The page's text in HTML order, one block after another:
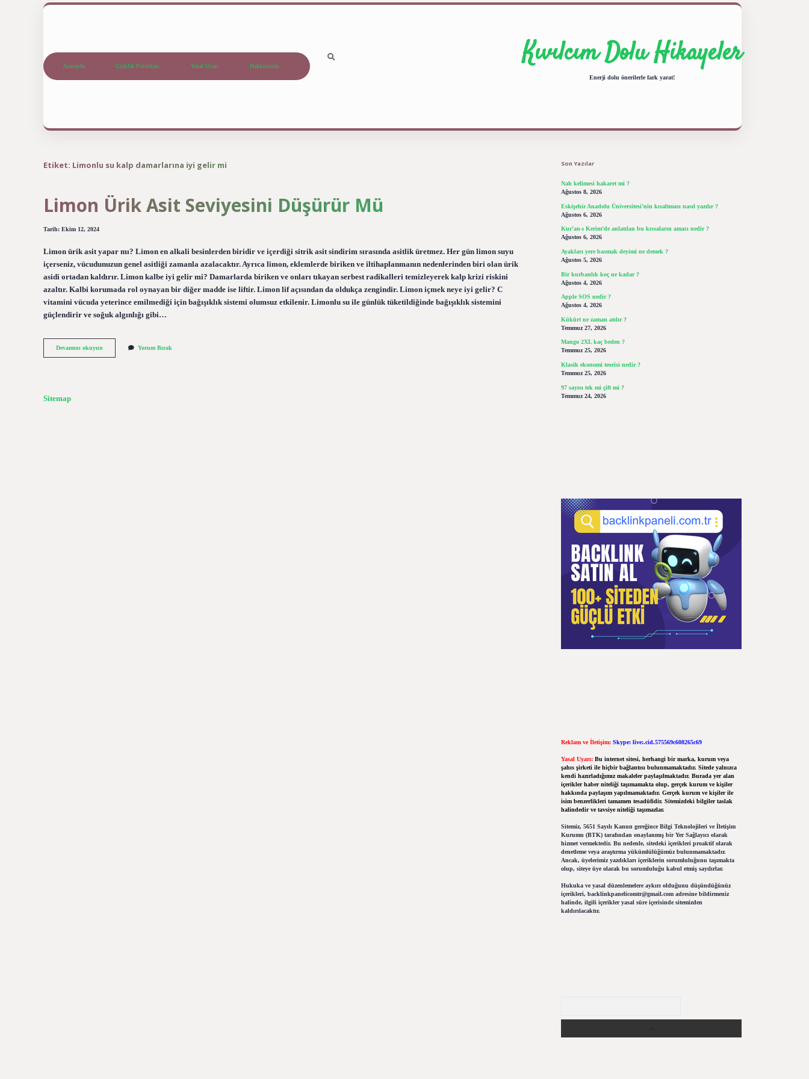
Anasayfa Gizlilik Politikası Yasal Uyarı Hakkımızda Kıvılcım Dolu Hikayeler
Enerji dolu önerilerle fark yarat!
Etiket: Limonlu su kalp damarlarına iyi gelir mi
Limon Ürik Asit Seviyesini Düşürür Mü
Tarih: Ekim 12, 2024
Limon ürik asit yapar mı? Limon en alkali besinlerden biridir ve içerdiği sitrik asit sindirim sırasında asitlik üretmez. Her gün limon suyu
içerseniz, vücudunuzun genel asitliği zamanla azalacaktır. Ayrıca limon, eklemlerde biriken ve iltihaplanmanın nedenlerinden biri olan ürik
asidi ortadan kaldırır. Limon kalbe iyi gelir mi? Damarlarda biriken ve onları tıkayan serbest radikalleri temizleyerek kalp krizi riskini
azaltır. Kalbi korumada rol oynayan bir diğer madde ise liftir. Limon lif açısından da oldukça zengindir. Limon içmek neye iyi gelir? C
vitamini vücuda yeterince emilmediği için bağışıklık sistemi olumsuz etkilenir. Limonlu su ile günlük tüketildiğinde bağışıklık sistemini
güçlendirir ve soğuk algınlığı gibi…
Devamını okuyun
Ürik
Yorum Bırak
Sitemap
Son Yazılar
Nah kelimesi hakaret mi ?
Ağustos 8, 2026
Eskişehir Anadolu Üniversitesi’nin kısaltması nasıl yazılır ?
Ağustos 6, 2026
Kur’an-ı Kerim’de anlatılan bu kıssaların amacı nedir ?
Ağustos 6, 2026
Ayakları yere basmak deyimi ne demek ?
Ağustos 5, 2026
Bir kurbanlık koç ne kadar ?
Ağustos 4, 2026
Apple SOS nedir ?
Ağustos 4, 2026
Kükürt ne zaman atılır ?
Temmuz 27, 2026
Mango 2XL kaç beden ?
Temmuz 25, 2026
Klasik ekonomi teorisi nedir ?
Temmuz 25, 2026
97 sayısı tek mi çift mi ?
Temmuz 24, 2026
Reklam ve İletişim: Skype: live:.cid.575569c608265c69
Yasal Uyarı: Bu internet sitesi, herhangi bir marka, kurum veya
şahıs şirketi ile hiçbir bağlantısı bulunmamaktadır. Sitede yalnızca
kendi hazırladığımız makaleler paylaşılmaktadır. Burada yer alan
içerikler haber niteliği taşımamakta olup, gerçek kurum ve kişiler
hakkında paylaşım yapılmamaktadır. Gerçek kurum ve kişiler ile
isim benzerlikleri tamamen tesadüfidir. Sitemizdeki bilgiler taslak
halindedir ve tavsiye niteliği taşımazlar.
Sitemiz, 5651 Sayılı Kanun gereğince Bilgi Teknolojileri ve İletişim
Kurumu (BTK) tarafından onaylanmış bir Yer Sağlayıcı olarak
hizmet vermektedir. Bu nedenle, sitedeki içerikleri proaktif olarak
denetleme veya araştırma yükümlülüğümüz bulunmamaktadır.
Ancak, üyelerimiz yazdıkları içeriklerin sorumluluğunu taşımakta
olup, siteye üye olarak bu sorumluluğu kabul etmiş sayılırlar.
Hukuka ve yasal düzenlemelere aykırı olduğunu düşündüğünüz
içerikleri, backlinkpanelicomtr@gmail.comadresine bildirmeniz
halinde, ilgili içerikler yasal süre içerisinde sitemizden
kaldırılacaktır.